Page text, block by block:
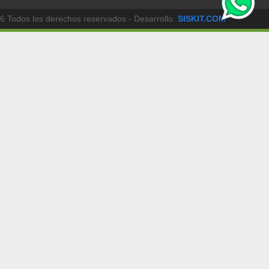
Todos los derechos reservados - Desarrollo: SISKIT.COM